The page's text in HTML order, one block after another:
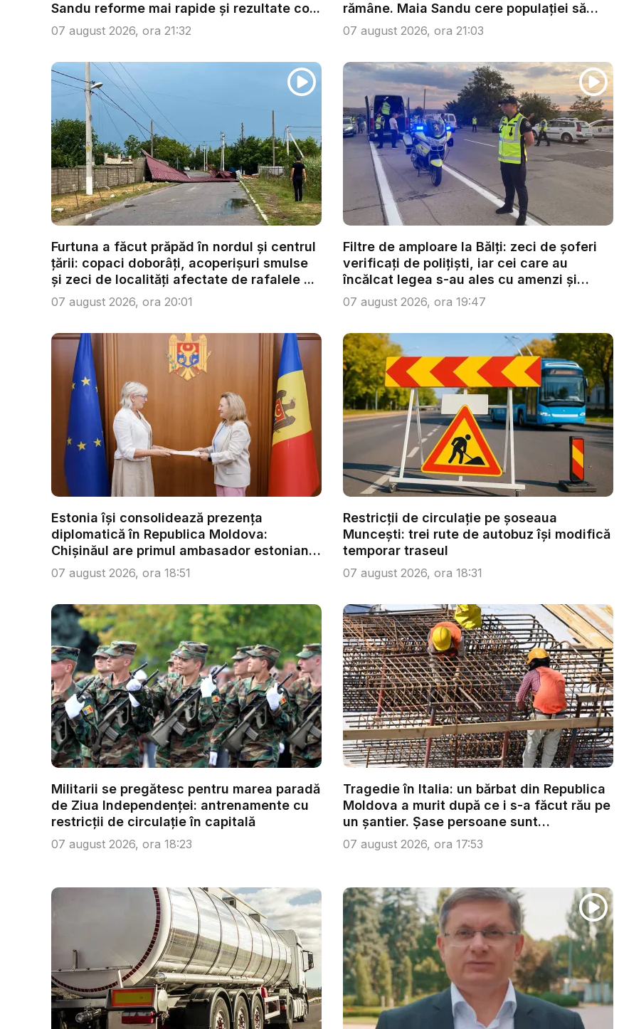
Sandu reforme mai rapide și rezultate co...
07 august 2026, ora 21:32
rămâne. Maia Sandu cere populației să
red...
07 august 2026, ora 21:03
Furtuna a făcut prăpăd în nordul și centrul
țării: copaci doborâți, acoperișuri smulse
și zeci de localități afectate de rafalele ...
07 august 2026, ora 20:01
Filtre de amploare la Bălți: zeci de șoferi
verificați de polițiști, iar cei care au
încălcat legea s-au ales cu amenzi și
san...
07 august 2026, ora 19:47
Estonia își consolidează prezența
diplomatică în Republica Moldova:
Chișinăul are primul ambasador estonian
...
07 august 2026, ora 18:51
Restricții de circulație pe șoseaua
Muncești: trei rute de autobuz își modifică
temporar traseul
07 august 2026, ora 18:31
Militarii se pregătesc pentru marea paradă
de Ziua Independenței: antrenamente cu
restricții de circulație în capitală
07 august 2026, ora 18:23
Tragedie în Italia: un bărbat din Republica
Moldova a murit după ce i s-a făcut rău pe
un șantier. Șase persoane sunt
anchetate...
07 august 2026, ora 17:53